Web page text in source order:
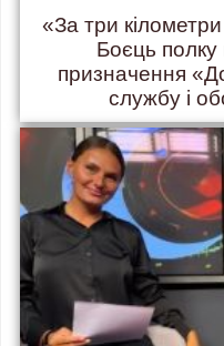
«За три кілометри
Боєць полку
призначення
службу і